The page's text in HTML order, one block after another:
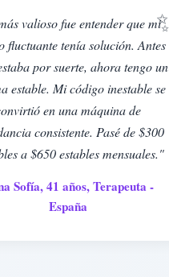
valioso fue entender que mi
fluctuante tenía solución. Antes
por suerte, ahora tengo un
estable. Mi código inestable se
en una máquina de
consistente. Pasé de $300
a $650 estables mensuales."
Sofía, 41 años, Terapeuta -
España